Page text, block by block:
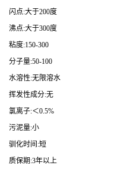
闪点:大于200度
沸点:大于300度
粘度:150-300
分子量:50-100
水溶性:无限溶水
挥发性成分:无
氯离子:＜0.5%
污泥量:小
驯化时间:短
质保期:3年以上